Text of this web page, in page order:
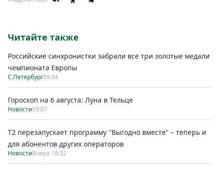
Читайте также
Российские синхронистки забрали все три золотые медали
чемпионата Европы
С.Петербург09:34
Гороскоп на 6 августа: Луна в Тельце
Новости09:07
Т2 перезапускает программу "Выгодно вместе" – теперь и
для абонентов других операторов
НовостиВчера 18:32